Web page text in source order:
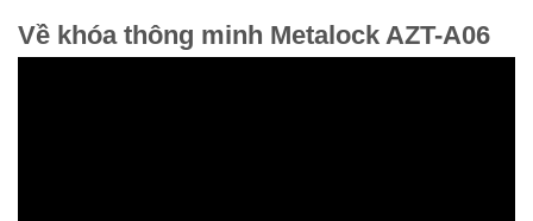
Về khóa thông minh Metalock AZT-A06